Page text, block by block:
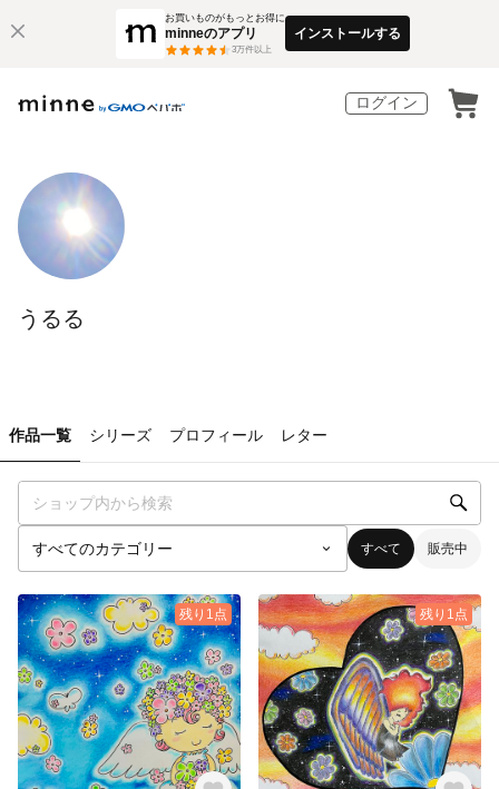
お買いものがもっとお得に
minneのアプリ
3万件以上
インストールする
ログイン
うるる
作品一覧 シリーズ プロフィール レター
すべて 販売中
残り1点 残り1点